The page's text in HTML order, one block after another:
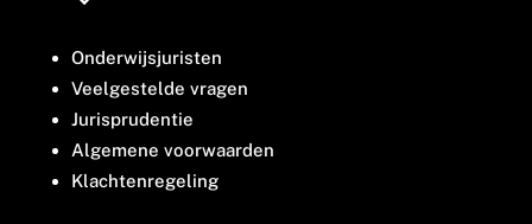
Onderwijsjuristen
Veelgestelde vragen
Jurisprudentie
Algemene voorwaarden
Klachtenregeling